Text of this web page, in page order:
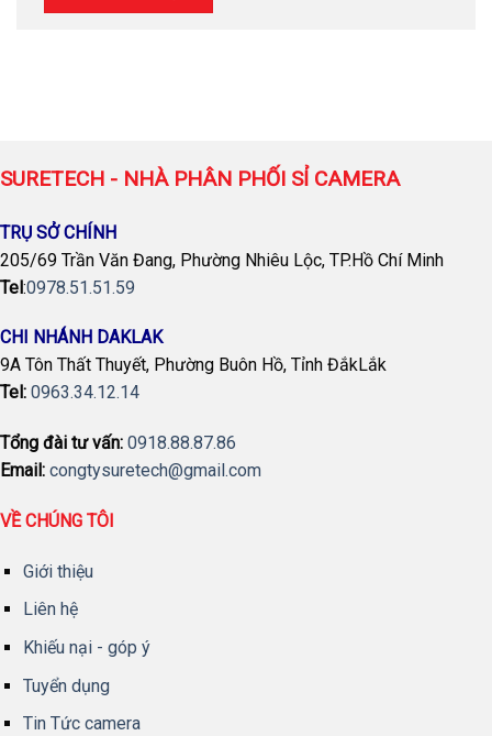
SURETECH - NHÀ PHÂN PHỐI SỈ CAMERA
TRỤ SỞ CHÍNH
205/69 Trần Văn Đang, Phường Nhiêu Lộc, TP.Hồ Chí Minh
Tel:0978.51.51.59
CHI NHÁNH DAKLAK
9A Tôn Thất Thuyết, Phường Buôn Hồ, Tỉnh ĐắkLắk
Tel: 0963.34.12.14
Tổng đài tư vấn: 0918.88.87.86
Email: congtysuretech@gmail.com
VỀ CHÚNG TÔI
Giới thiệu
Liên hệ
Khiếu nại - góp ý
Tuyển dụng
Tin Tức camera